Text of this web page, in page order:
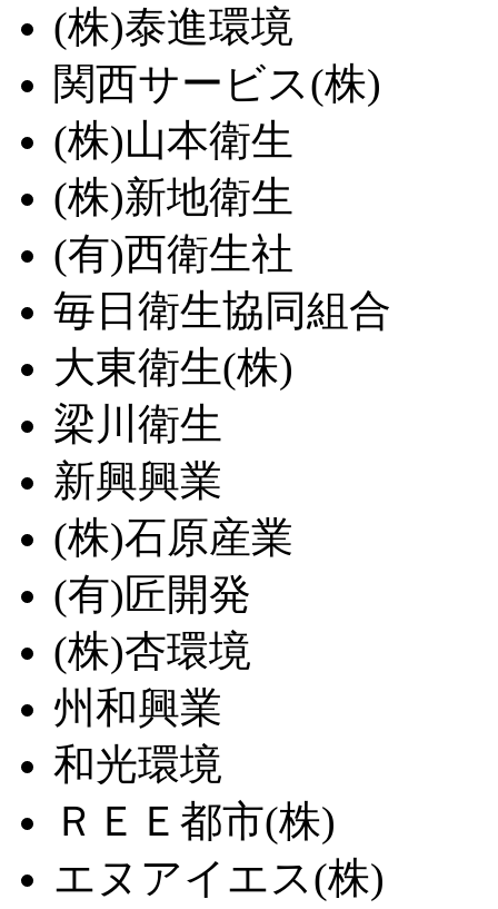
(株)泰進環境
関西サービス(株)
(株)山本衛生
(株)新地衛生
(有)西衛生社
毎日衛生協同組合
大東衛生(株)
梁川衛生
新興興業
(株)石原産業
(有)匠開発
(株)杏環境
州和興業
和光環境
ＲＥＥ都市(株)
エヌアイエス(株)